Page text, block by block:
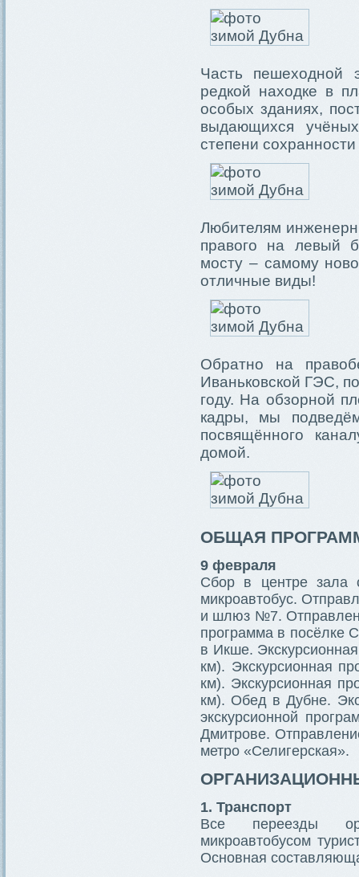
Часть пешеходной
редкой находке в
особых зданиях,
выдающихся
степени
Любителям
правого на левый
мосту – самому
отличные виды!
Обратно на
Иваньковской ГЭС,
году. На обзорной
кадры, мы
посвящённого
домой.
ОБЩАЯ
9 февраля
Сбор в центре зала
микроавтобус.
и шлюз №7.
программа в посёлке
в Икше.
км). Экскурсионная
км). Экскурсионная
км). Обед в Дубне.
экскурсионной
Дмитрове.
метро «Селигерская».
1. Транспорт
Все переезды
микроавтобусом
Основная